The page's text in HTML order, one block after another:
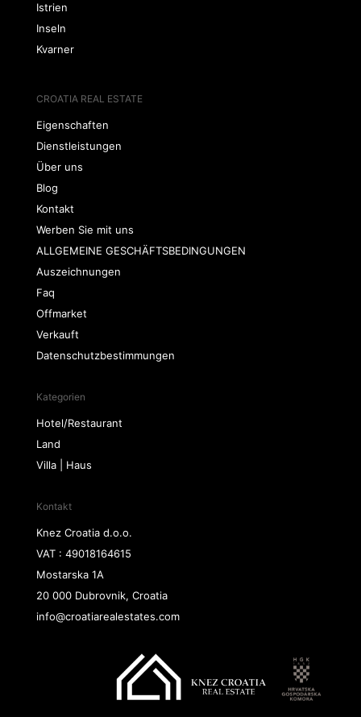
Istrien
Inseln
Kvarner
CROATIA REAL ESTATE
Eigenschaften
Dienstleistungen
Über uns
Blog
Kontakt
Werben Sie mit uns
ALLGEMEINE GESCHÄFTSBEDINGUNGEN
Auszeichnungen
Faq
Offmarket
Verkauft
Datenschutzbestimmungen
Kategorien
Hotel/Restaurant
Land
Villa | Haus
Kontakt
Knez Croatia d.o.o.
VAT : 49018164615
Mostarska 1A
20 000 Dubrovnik, Croatia
info@croatiarealestates.com